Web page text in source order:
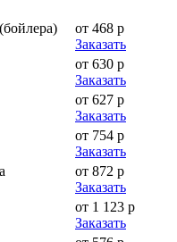
от 468 р
Заказать
от 630 р
Заказать
от 627 р
Заказать
от 754 р
Заказать
от 872 р
Заказать
от 1 123 р
Заказать